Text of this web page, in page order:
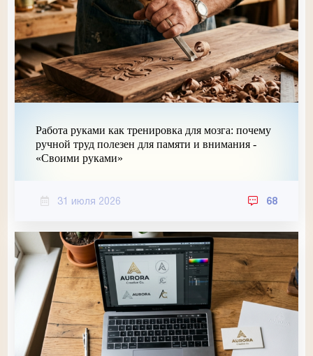
Работа руками как тренировка для мозга: почему
ручной труд полезен для памяти и внимания -
«Своими руками»
31 июля 2026 68